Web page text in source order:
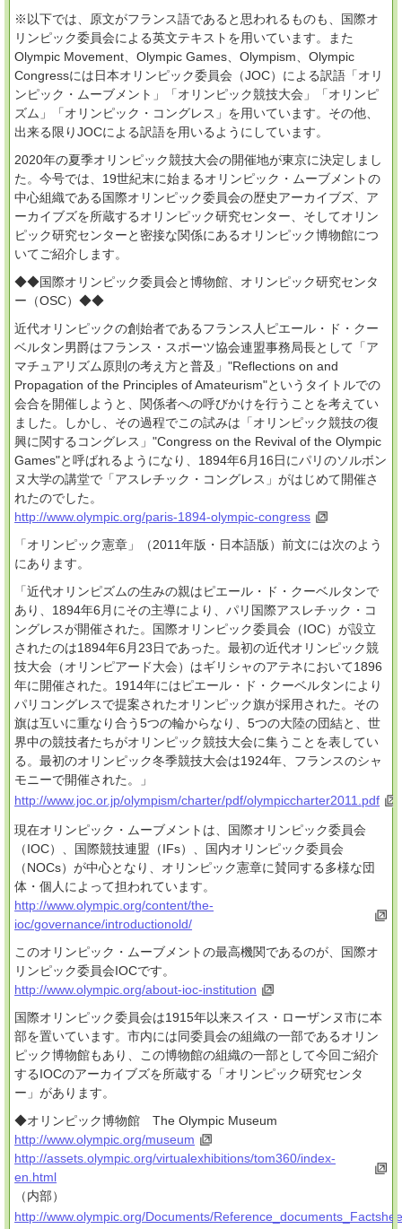
※以下では、原文がフランス語であると思われるものも、国際オ
リンピック委員会による英文テキストを用いています。また
Olympic Movement、Olympic Games、Olympism、Olympic
Congressには日本オリンピック委員会（JOC）による訳語「オリ
ンピック・ムーブメント」「オリンピック競技大会」「オリンピ
ズム」「オリンピック・コングレス」を用いています。その他、
出来る限りJOCによる訳語を用いるようにしています。
2020年の夏季オリンピック競技大会の開催地が東京に決定しまし
た。今号では、19世紀末に始まるオリンピック・ムーブメントの
中心組織である国際オリンピック委員会の歴史アーカイブズ、ア
ーカイブズを所蔵するオリンピック研究センター、そしてオリン
ピック研究センターと密接な関係にあるオリンピック博物館につ
いてご紹介します。
◆◆国際オリンピック委員会と博物館、オリンピック研究センタ
ー（OSC）◆◆
近代オリンピックの創始者であるフランス人ピエール・ド・クー
ベルタン男爵はフランス・スポーツ協会連盟事務局長として「ア
マチュアリズム原則の考え方と普及」"Reflections on and
Propagation of the Principles of Amateurism"というタイトルでの
会合を開催しようと、関係者への呼びかけを行うことを考えてい
ました。しかし、その過程でこの試みは「オリンピック競技の復
興に関するコングレス」"Congress on the Revival of the Olympic
Games"と呼ばれるようになり、1894年6月16日にパリのソルボン
ヌ大学の講堂で「アスレチック・コングレス」がはじめて開催さ
れたのでした。
http://www.olympic.org/paris-1894-olympic-congress
「オリンピック憲章」（2011年版・日本語版）前文には次のよう
にあります。
「近代オリンピズムの生みの親はピエール・ド・クーベルタンで
あり、1894年6月にその主導により、パリ国際アスレチック・コ
ングレスが開催された。国際オリンピック委員会（IOC）が設立
されたのは1894年6月23日であった。最初の近代オリンピック競
技大会（オリンピアード大会）はギリシャのアテネにおいて1896
年に開催された。1914年にはピエール・ド・クーベルタンにより
パリコングレスで提案されたオリンピック旗が採用された。その
旗は互いに重なり合う5つの輪からなり、5つの大陸の団結と、世
界中の競技者たちがオリンピック競技大会に集うことを表してい
る。最初のオリンピック冬季競技大会は1924年、フランスのシャ
モニーで開催された。」
http://www.joc.or.jp/olympism/charter/pdf/olympiccharter2011.pdf
現在オリンピック・ムーブメントは、国際オリンピック委員会
（IOC）、国際競技連盟（IFs）、国内オリンピック委員会
（NOCs）が中心となり、オリンピック憲章に賛同する多様な団
体・個人によって担われています。
http://www.olympic.org/content/the-
ioc/governance/introductionold/
このオリンピック・ムーブメントの最高機関であるのが、国際オ
リンピック委員会IOCです。
http://www.olympic.org/about-ioc-institution
国際オリンピック委員会は1915年以来スイス・ローザンヌ市に本
部を置いています。市内には同委員会の組織の一部であるオリン
ピック博物館もあり、この博物館の組織の一部として今回ご紹介
するIOCのアーカイブズを所蔵する「オリンピック研究センタ
ー」があります。
◆オリンピック博物館 The Olympic Museum
http://www.olympic.org/museum
http://assets.olympic.org/virtualexhibitions/tom360/index-
en.html
（内部）
http://www.olympic.org/Documents/